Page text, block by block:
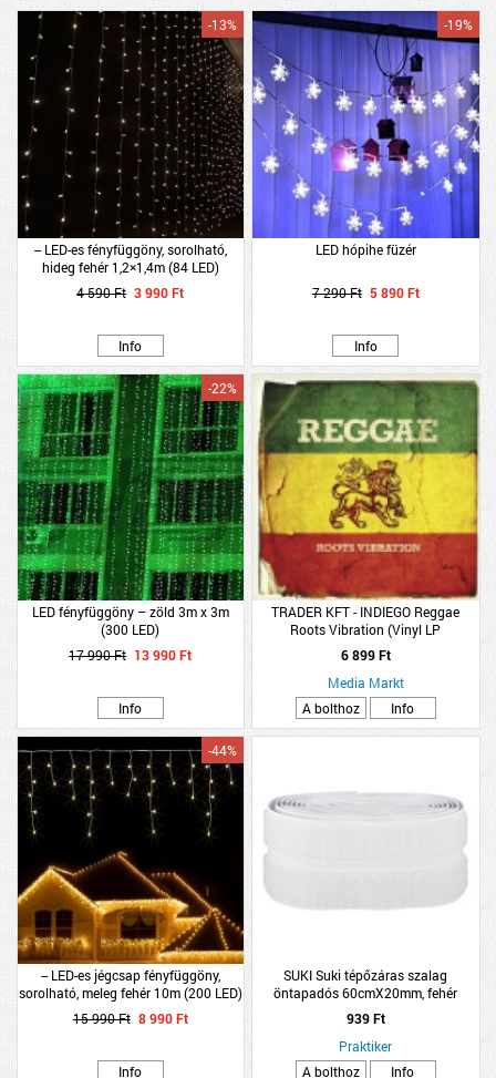
-- LED-es fényfüggöny, sorolható,
hideg fehér 1,2×1,4m (84 LED)
-13%
4 590 Ft 3 990 Ft
Info
LED hópihe füzér
-19%
7 290 Ft 5 890 Ft
Info
LED fényfüggöny – zöld 3m x 3m
(300 LED)
-22%
17 990 Ft 13 990 Ft
Info
TRADER KFT - INDIEGO Reggae
Roots Vibration (Vinyl LP
(nagylemez))
6 899 Ft
Media Markt
A bolthoz
Info
-- LED-es jégcsap fényfüggöny,
sorolható, meleg fehér 10m (200 LED)
-44%
15 990 Ft 8 990 Ft
Info
SUKI Suki tépőzáras szalag
öntapadós 60cmX20mm, fehér
939 Ft
Praktiker
A bolthoz
Info